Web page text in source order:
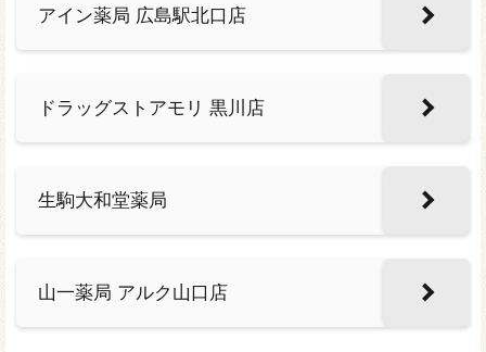
アイン薬局 広島駅北口店
ドラッグストアモリ 黒川店
生駒大和堂薬局
山一薬局 アルク山口店